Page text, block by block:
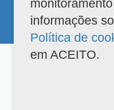
Compatibilidade
Versão do sistema: 3.88.9
informações
Política de
em ACEITO.